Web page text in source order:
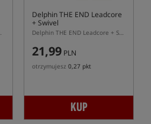
Ring Swivel
Delphin THE END Leadcore
+ Swivel
Delphin THE END Leadcore + Swivel 45 lb 1 m – gotowe leadery karpiowe z krętlikiem
21,99 PLN
otrzymujesz 0,27 pkt
KUP